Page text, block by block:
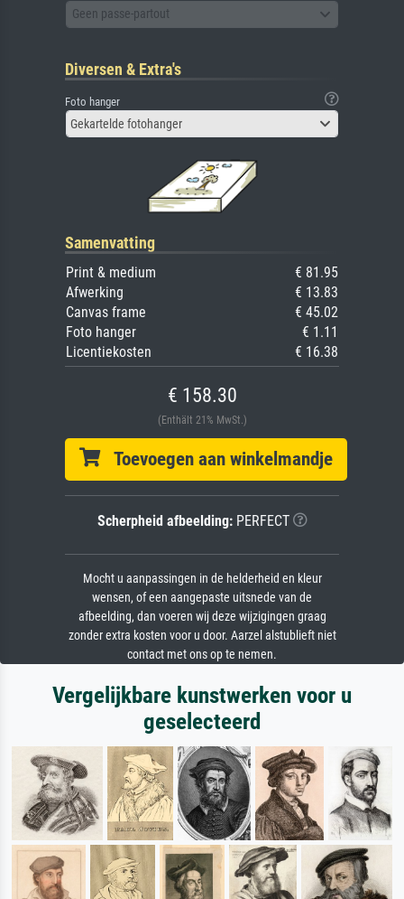
Geen passe-partout
Diversen & Extra's
Foto hanger
Gekartelde fotohanger
Samenvatting
Print & medium
€ 81.95
Afwerking
€ 13.83
Canvas frame
€ 45.02
Foto hanger
€ 1.11
Licentiekosten
€ 16.38
€ 158.30
(Enthält 21% MwSt.)
Toevoegen aan winkelmandje
Scherpheid afbeelding:PERFECT
Mocht u aanpassingen in de helderheid en kleur
wensen, of een aangepaste uitsnede van de
afbeelding, dan voeren wij deze wijzigingen graag
zonder extra kosten voor u door. Aarzel alstublieft niet
contact met ons op te nemen.
Vergelijkbare kunstwerken voor u
geselecteerd